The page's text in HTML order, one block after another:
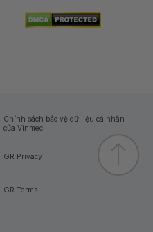
Chính sách bảo vệ dữ liệu cá nhân
của Vinmec
GR Privacy
GR Terms